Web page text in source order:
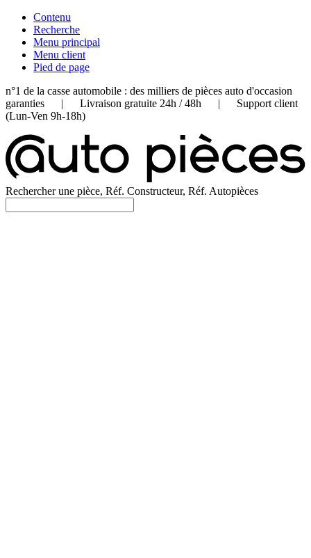
Contenu
Recherche
Menu principal
Menu client
Pied de page
n°1 de la casse automobile : des milliers de pièces auto d'occasion
garanties | Livraison gratuite 24h / 48h | Support client
(Lun-Ven 9h-18h)
Rechercher une pièce, Réf. Constructeur, Réf. Autopièces